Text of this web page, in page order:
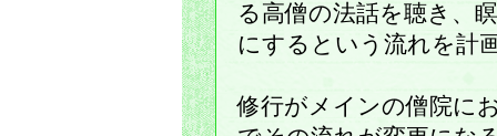
る高僧の法話を聴き、
にするという流れを計
修行がメインの僧院に